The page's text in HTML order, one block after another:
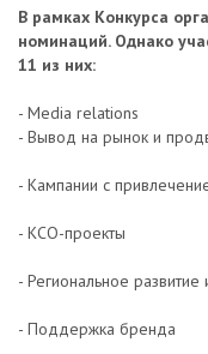
В рамках Конкурса
номинаций. Однако
11 из них:
- Media relations
- Вывод на рынок и
- Кампании с
- КСО-проекты
- Региональное
- Поддержка бренда